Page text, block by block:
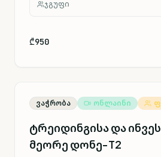
ჯგუფი
₾950
ვაჭრობა ონლაინი
ტრეიდინგისა და
მეორე დონე-T2